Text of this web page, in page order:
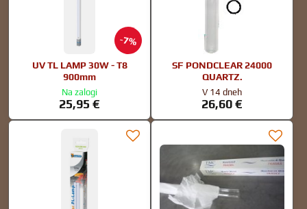
7%
UV TL LAMP 30W - T8
900mm
Na zalogi
25,95 €
SF PONDCLEAR 24000
QUARTZ.
V 14 dneh
26,60 €